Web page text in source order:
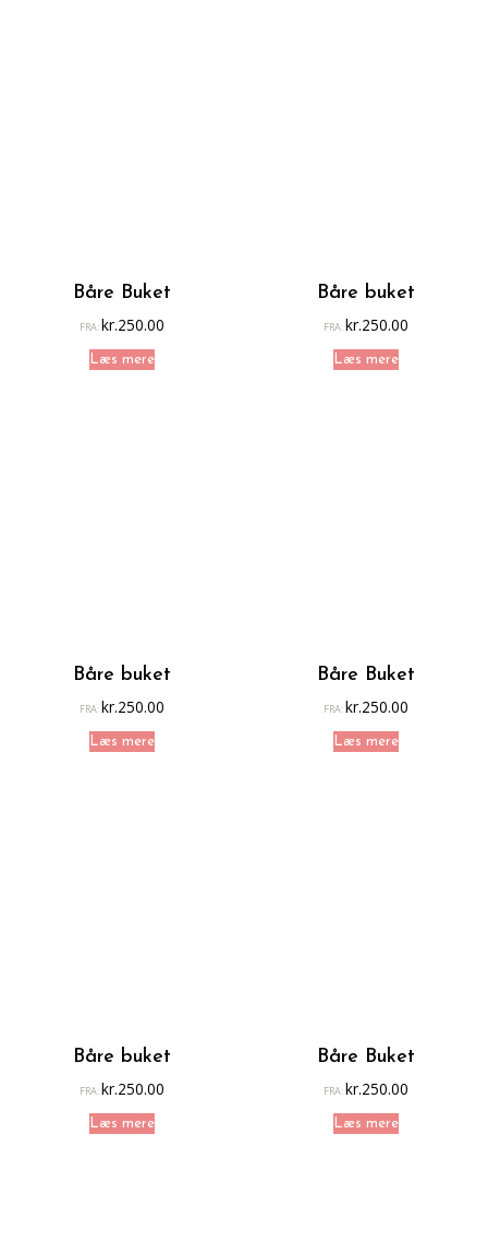
Båre Buket
FRA:kr.250.00
Læs mere
Båre buket
FRA:kr.250.00
Læs mere
Båre buket
FRA:kr.250.00
Læs mere
Båre Buket
FRA:kr.250.00
Læs mere
Båre buket
FRA:kr.250.00
Læs mere
Båre Buket
FRA:kr.250.00
Læs mere